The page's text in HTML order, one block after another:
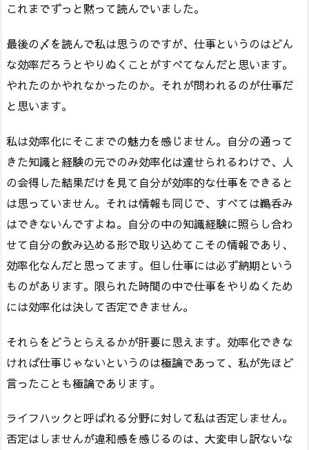
これまでずっと黙って読んでいました。
最後の〆を読んで私は思うのですが、仕事というのはどん
な効率だろうとやりぬくことがすべてなんだと思います。
やれたのかやれなかったのか。それが問われるのが仕事だ
と思います。
私は効率化にそこまでの魅力を感じません。自分の通って
きた知識と経験の元でのみ効率化は達せられるわけで、人
の会得した結果だけを見て自分が効率的な仕事をできると
は思っていません。それは情報も同じで、すべては鵜呑み
はできないんですよね。自分の中の知識経験に照らし合わ
せて自分の飲み込める形で取り込めてこその情報であり、
効率化なんだと思ってます。但し仕事には必ず納期という
ものがあります。限られた時間の中で仕事をやりぬくため
には効率化は決して否定できません。
それらをどうとらえるかが肝要に思えます。効率化できな
ければ仕事じゃないというのは極論であって、私が先ほど
言ったことも極論であります。
ライフハックと呼ばれる分野に対して私は否定しません。
否定はしませんが違和感を感じるのは、大変申し訳ないな